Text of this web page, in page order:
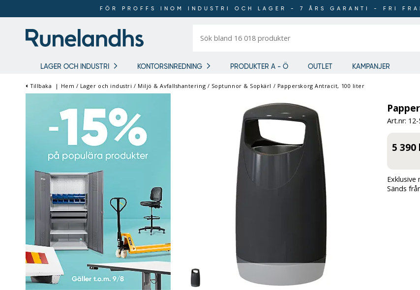
FÖR PROFFS INOM INDUSTRI OCH LAGER - 7 ÅRS GARANTI - FRI
bland
LAGER OCH INDUSTRI KONTORSINREDNING PRODUKTER A - Ö OUTLET KAMPANJER
FÖR PROFFS INOM
INDUSTRI OCH LAGER
Tillbaka | Hem / Lager och industri / Miljö & Avfallshantering / Soptunnor & Sopkärl / Papperskorg Antracit, 100 liter
Art.nr: 12-
5 390
Exklusive
Sänds